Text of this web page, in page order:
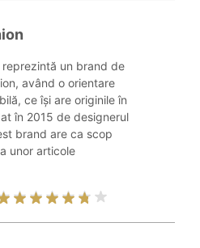
reprezintă un brand de
având o orientare
ce își are originile în
în 2015 de designerul
brand are ca scop
unor articole